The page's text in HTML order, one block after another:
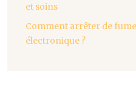
et soins
Comment arrêter de
électronique ?